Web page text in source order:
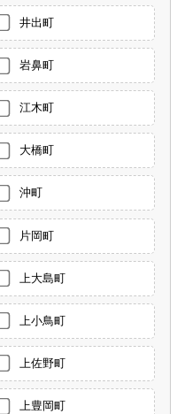
井出町
岩鼻町
江木町
大橋町
沖町
片岡町
上大島町
上小鳥町
上佐野町
上豊岡町